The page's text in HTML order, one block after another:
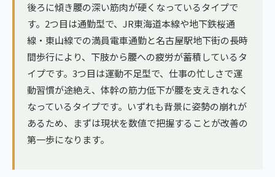
後ろに傾き腰の深い筋肉が硬くなっているタイプで
す。2つ目は通勤型で、JR東海道本線や地下鉄桜通
線・東山線での満員電車通勤と名古屋駅地下街の長時
間歩行により、下肢から腰への疲労が蓄積しているタ
イプです。3つ目は運動不足型で、仕事の忙しさで運
動習慣が途絶え、体幹の筋力低下が腰を支えきれなく
なっているタイプです。いずれも背景に姿勢の崩れが
あるため、まずは現状を数値で把握することが改善の
第一歩になります。